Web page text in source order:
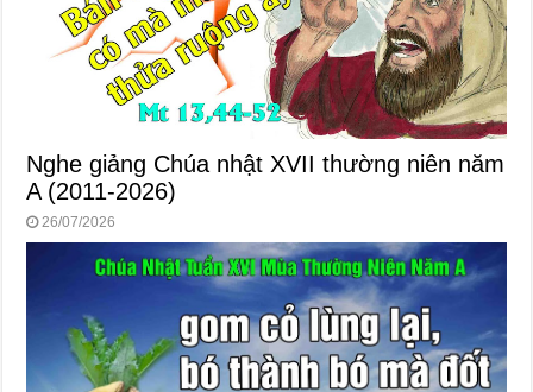
Nghe giảng Chúa nhật XVII thường niên năm
A (2011-2026)
26/07/2026